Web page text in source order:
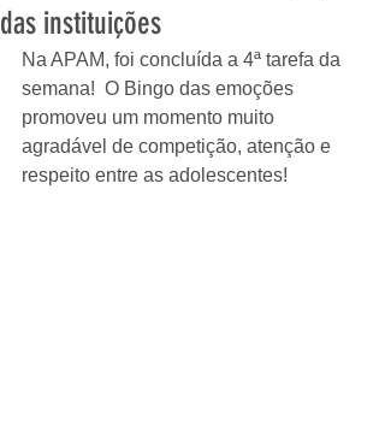
das instituições
Na APAM, foi concluída a 4ª tarefa da
semana!  O Bingo das emoções
promoveu um momento muito
agradável de competição, atenção e
respeito entre as adolescentes!